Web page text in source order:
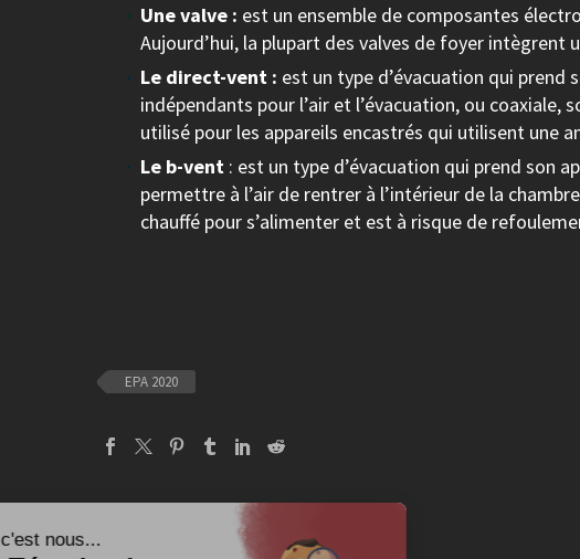
Une valve : est un ensemble de composantes
Aujourd’hui, la plupart des valves de foyer
Le direct-vent : est un type d’évacuation qui prend
indépendants pour l’air et l’évacuation, ou
utilisé pour les appareils encastrés qui utilisent une
Le b-vent : est un type d’évacuation qui prend son
permettre à l’air de rentrer à l’intérieur de la
chauffé pour s’alimenter et est à risque de
EPA 2020